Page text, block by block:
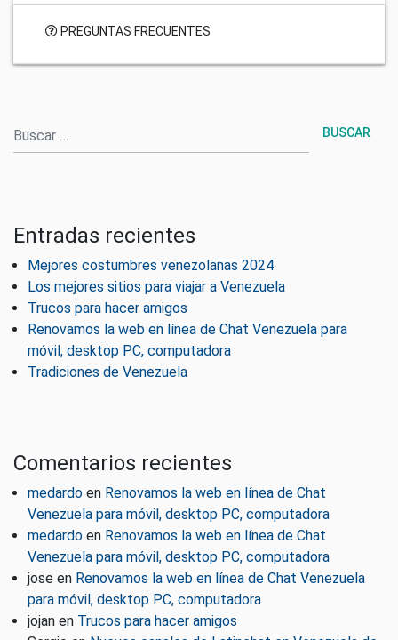
PREGUNTAS FRECUENTES
Entradas recientes
Mejores costumbres venezolanas 2024
Los mejores sitios para viajar a Venezuela
Trucos para hacer amigos
Renovamos la web en línea de Chat Venezuela para
móvil, desktop PC, computadora
Tradiciones de Venezuela
Comentarios recientes
medardo en Renovamos la web en línea de Chat
Venezuela para móvil, desktop PC, computadora
medardo en Renovamos la web en línea de Chat
Venezuela para móvil, desktop PC, computadora
jose en Renovamos la web en línea de Chat Venezuela
para móvil, desktop PC, computadora
jojan en Trucos para hacer amigos